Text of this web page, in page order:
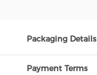
Packaging Details
Payment Terms